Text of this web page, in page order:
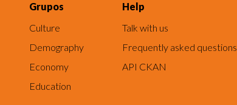
Grupos
Culture
Demography
Economy
Education
Help
Talk with us
Frequently asked questions
API CKAN